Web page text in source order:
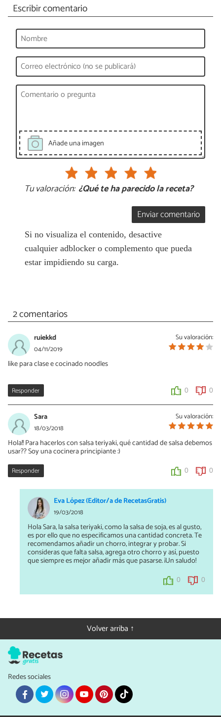
Escribir comentario
Añade una imagen
Tu valoración: ¿Qué te ha parecido la receta?
Enviar comentario
Si no visualiza el contenido, desactive
cualquier adblocker o complemento que pueda
estar impidiendo su carga.
2 comentarios
Su valoración:
ruiekkd
04/11/2019
like para clase e cocinado noodles
Responder 0 0
Su valoración:
Sara
18/03/2018
Hola!! Para hacerlos con salsa teriyaki, qué cantidad de salsa debemos
usar?? Soy una cocinera principiante :)
Responder 0 0
Eva López (Editor/a de RecetasGratis)
19/03/2018
Hola Sara, la salsa teriyaki, como la salsa de soja, es al gusto,
es por ello que no especificamos una cantidad concreta. Te
recomendamos añadir un chorro, integrar y probar. Si
consideras que falta salsa, agrega otro chorro y así, puesto
que siempre es mejor añadir más que pasarse. ¡Un saludo!
0 0
Volver arriba ↑
Redes sociales